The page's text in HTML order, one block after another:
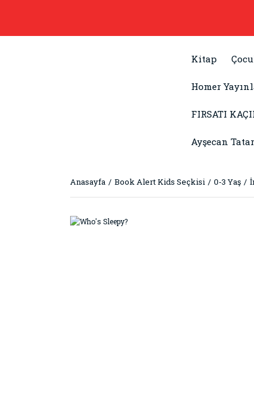
Kitap
Homer
FIRSATI
Ayşecan
Anasayfa Book Alert Kids Seçkisi 0-3 Yaş